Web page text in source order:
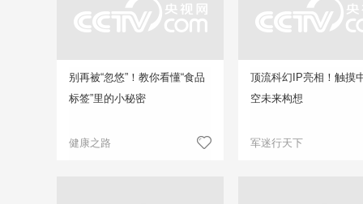
别再被“忽悠”！教你看懂“食品
标签”里的小秘密
健康之路
顶流科幻IP亮相！触摸
空未来构想
军迷行天下